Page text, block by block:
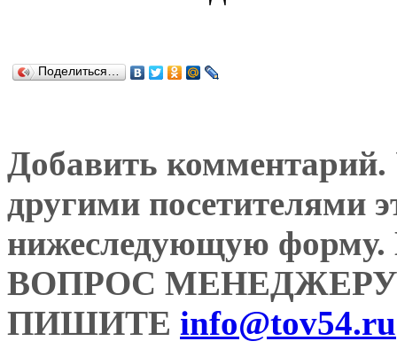
Поделиться…
Добавить комментарий.
другими посетителями
нижеследующую
ВОПРОС
ПИШИТЕ info@tov54.ru